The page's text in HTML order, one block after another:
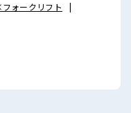
ォークリフト